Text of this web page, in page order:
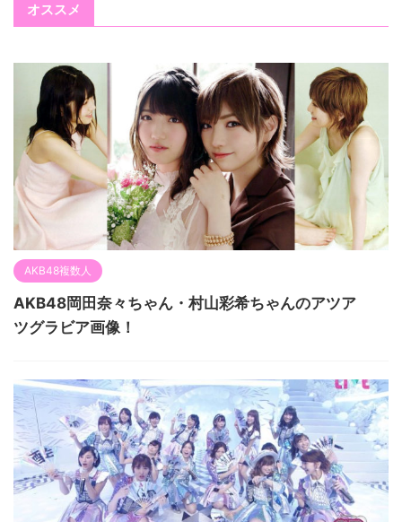
オススメ
AKB48複数人
AKB48岡田奈々ちゃん・村山彩希ちゃんのアツア
ツグラビア画像！